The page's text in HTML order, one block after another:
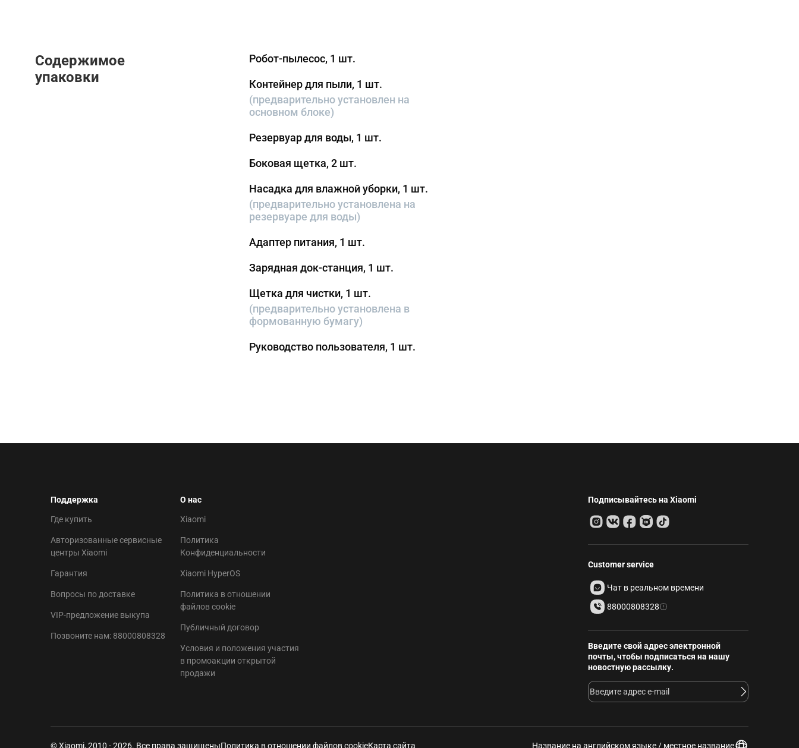
Содержимое
упаковки
Робот-пылесос, 1 шт.
Контейнер для пыли, 1 шт.
(предварительно установлен на
основном блоке)
Резервуар для воды, 1 шт.
Боковая щетка, 2 шт.
Насадка для влажной уборки, 1 шт.
(предварительно установлена на
резервуаре для воды)
Адаптер питания, 1 шт.
Зарядная док-станция, 1 шт.
Щетка для чистки, 1 шт.
(предварительно установлена в
формованную бумагу)
Руководство пользователя, 1 шт.
Поддержка
Где купить
Авторизованные сервисные
центры Xiaomi
Гарантия
Вопросы по доставке
VIP-предложение выкупа
Позвоните нам: 88000808328
О нас
Xiaomi
Политика
Конфиденциальности
Xiaomi HyperOS
Политика в отношении
файлов cookie
Публичный договор
Условия и положения участия
в промоакции открытой
продажи
Подписывайтесь на Xiaomi
Customer service
Чат в реальном времени
88000808328
Введите свой адрес электронной
почты, чтобы подписаться на нашу
новостную рассылку.
© Xiaomi, 2010 - 2026. Все права защищеныПолитика в отношении файлов cookieКарта сайта Название на английском языке / местное название